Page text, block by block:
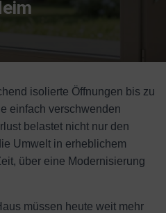
isolierte Öffnungen bis zu
einfach verschwenden
belastet nicht nur den
Umwelt in erheblichem
über eine Modernisierung
müssen heute weit mehr